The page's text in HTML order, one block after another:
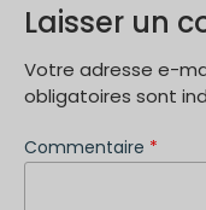
Laisser un
Votre adresse e-
obligatoires sont
Commentaire *